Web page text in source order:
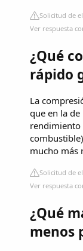
Solicitud de
Ver respuesta
¿Qué
rápido
La
que en la
rendimiento
mucho más
Solicitud de
Ver respuesta
¿Qué
menos